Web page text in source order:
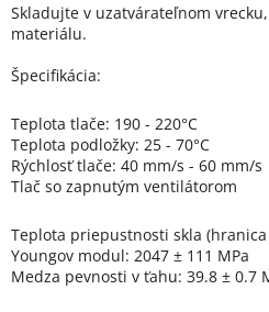
Skladujte v uzatvárateľnom
materiálu.
Špecifikácia:
Teplota tlače: 190 - 220°C
Teplota podložky: 25 - 70°C
Rýchlosť tlače: 40 mm/s - 60 mm/s
Tlač so zapnutým ventilátorom
Teplota priepustnosti skla
Youngov modul: 2047 ± 111 MPa
Medza pevnosti v ťahu: 39.8 ± 0.7